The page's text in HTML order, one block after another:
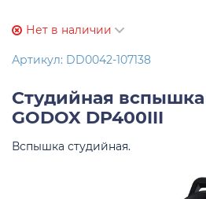
Нет в наличии
Артикул: DD0042-107138
Студийная вспышка
GODOX DP400III
Вспышка студийная.